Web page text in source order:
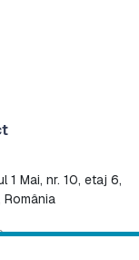
1 Mai, nr. 10, etaj 6,
România